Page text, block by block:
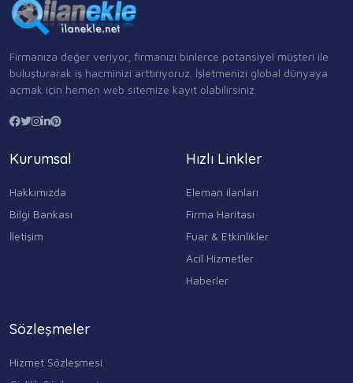
Firmanıza değer veriyor, firmanızı binlerce potansiyel müşteri ile
buluşturarak iş hacminizi arttırıyoruz. İşletmenizi global dünyaya
açmak için hemen web sitemize kayıt olabilirsiniz.
Kurumsal
Hakkımızda
Bilgi Bankası
İletişim
Hızlı Linkler
Eleman ilanları
Firma Haritası
Fuar & Etkinlikler
Acil Hizmetler
Haberler
Sözleşmeler
Hizmet Sözleşmesi